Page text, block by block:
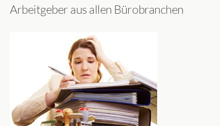
Arbeitgeber aus allen Bürobranchen